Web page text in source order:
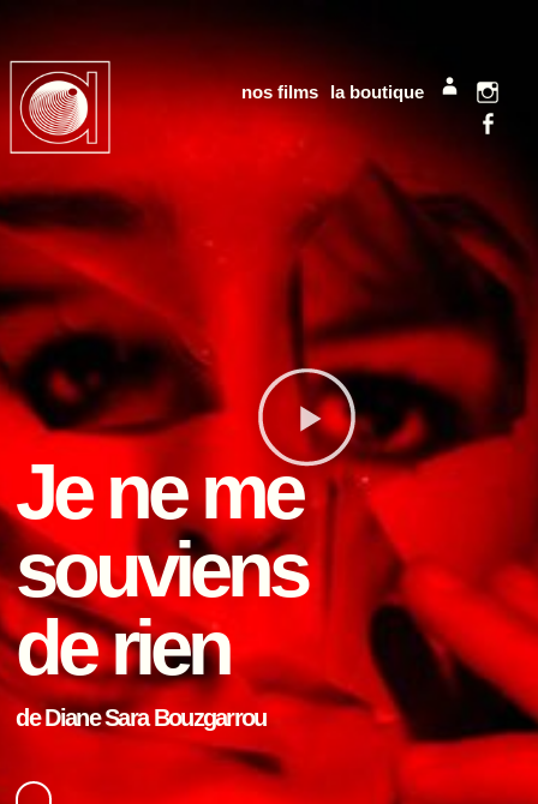
nos films la boutique mon compte
Je ne me
souviens
de rien
de Diane Sara Bouzgarrou